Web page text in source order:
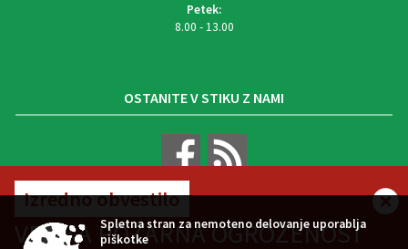
Izredno obvestilo
VELIKA POŽARNA OGROŽENOST
Petek:
8.00 - 13.00
OSTANITE V STIKU Z NAMI
VREMENSKA NAPOVED
Spletna stran za nemoteno delovanje uporablja
piškotke